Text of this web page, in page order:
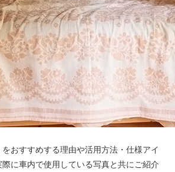
おすすめする理由や活用方法・仕様アイ
に車内で使用している写真と共にご紹介